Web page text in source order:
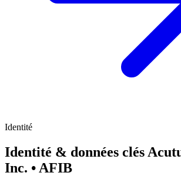
Identité
Identité & données clés
Inc. • AFIB